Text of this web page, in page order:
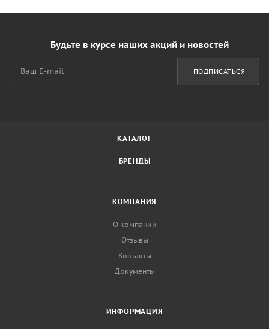
Будьте в курсе наших акций и новостей
ПОДПИСАТЬСЯ
КАТАЛОГ
БРЕНДЫ
КОМПАНИЯ
О компании
Отзывы
Контакты
Документы
ИНФОРМАЦИЯ